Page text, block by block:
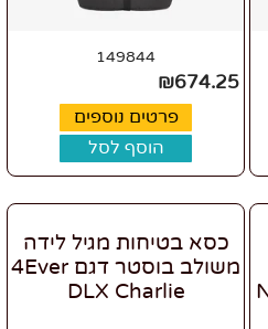
149844
₪674.25
פרטים נוספים
הוסף לסל
כסא בטיחות מגיל לידה
משולב בוסטר דגם 4Ever
DLX Charlie